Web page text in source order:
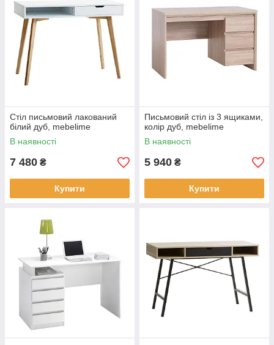
Стіл письмовий лакований
білий дуб, mebelime
В наявності
7 480 ₴
Купити
Письмовий стіл із 3 ящиками,
колір дуб, mebelime
В наявності
5 940 ₴
Купити